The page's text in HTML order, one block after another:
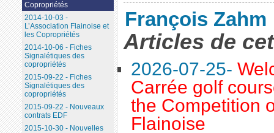
François Zahm
Articles de
2026-07-25-
Carrée golf
the Competition
Flainoise
Copropriétés
2014-10-03 -
L’Association Flainoise et
les Copropriétés
2014-10-06 - Fiches
Signalétiques des
copropriétés
2015-09-22 - Fiches
Signalétiques des
copropriétés
2015-09-22 - Nouveaux
contrats EDF
2015-10-30 - Nouvelles